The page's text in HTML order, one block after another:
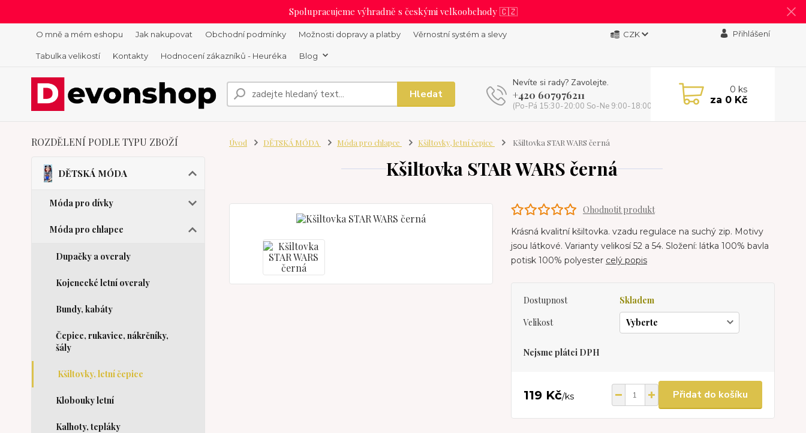
Spolupracujeme výhradně s českými velkoobchody 🇨🇿
O mně a mém eshopu Jak nakupovat Obchodní podmínky Možnosti dopravy a platby Věrnostní systém a slevy
Tabulka velikostí Kontakty Hodnocení zákazníků - Heuréka Blog
CZK Přihlášení
Hledat
Nevíte si rady? Zavolejte.
+420 607976211
(Po-Pá 15:30-20:00 So-Ne 9:00-18:00)
0 ks
za 0 Kč
ROZDĚLENÍ PODLE TYPU ZBOŽÍ
DĚTSKÁ MÓDA
Móda pro dívky
Móda pro chlapce
Dupačky a overaly
Kojenecké letní overaly
Bundy, kabáty
Čepice, rukavice, nákrčníky,
šály
Kšiltovky, letní čepice
Klobouky letní
Kalhoty, tepláky
Úvod DĚTSKÁ MÓDA Móda pro chlapce Kšiltovky, letní čepice Kšiltovka STAR WARS černá
Kšiltovka STAR WARS černá
Ohodnotit produkt
Krásná kvalitní kšiltovka. vzadu regulace na suchý zip. Motivy
jsou látkové. Varianty velikosí 52 a 54. Složení: látka 100% bavla
potisk 100% polyester celý popis
Dostupnost
Skladem
Velikost
Nejsme plátci DPH
119 Kč/ks Přidat do košíku